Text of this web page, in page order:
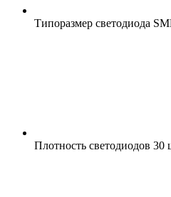
Типоразмер светодиода
Плотность светодиодов 30